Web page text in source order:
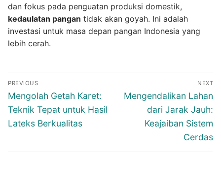
dan fokus pada penguatan produksi domestik,
kedaulatan pangan tidak akan goyah. Ini adalah
investasi untuk masa depan pangan Indonesia yang
lebih cerah.
Navigasi
pos
PREVIOUS
Previous
post:
Mengolah Getah Karet:
Teknik Tepat untuk Hasil
Lateks Berkualitas
NEXT
Next
Mengendalikan Lahan
dari Jarak Jauh:
Keajaiban Sistem
Cerdas